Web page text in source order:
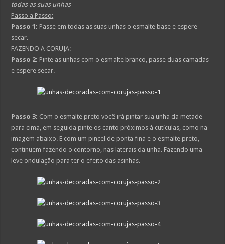
todas as suas unhas
Passo a Passo:
Passo 1: Passe em todas as suas unhas o esmalte base e espere
secar.
FAZENDO A CORUJA:
Passo 2: Pinte as unhas com o esmalte branco, passe duas camadas
e espere secar.
Passo 3: Com o esmalte preto você irá pintar sua unha da metade
para cima, em seguida pinte os canto próximos à cutículas, como na
imagem abaixo. E com um pincel de ponta fina e o esmalte preto,
continuem fazendo o contorno, nas laterais da unha. Fazendo uma
leve ondulação para ter o efeito das asinhas.